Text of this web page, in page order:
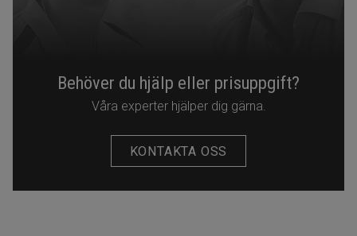
Behöver du hjälp eller prisuppgift?
Våra experter hjälper dig gärna.
KONTAKTA OSS